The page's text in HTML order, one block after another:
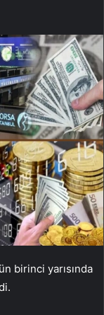
birinci yarısında